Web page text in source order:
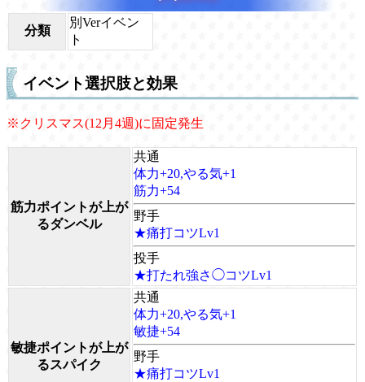
分類
別Verイベン
ト
イベント選択肢と効果
※クリスマス(12月4週)に固定発生
筋力ポイントが上が
るダンベル
共通
体力+20,やる気+1
筋力+54
野手
★痛打コツLv1
投手
★打たれ強さ◯コツLv1
敏捷ポイントが上が
るスパイク
共通
体力+20,やる気+1
敏捷+54
野手
★痛打コツLv1